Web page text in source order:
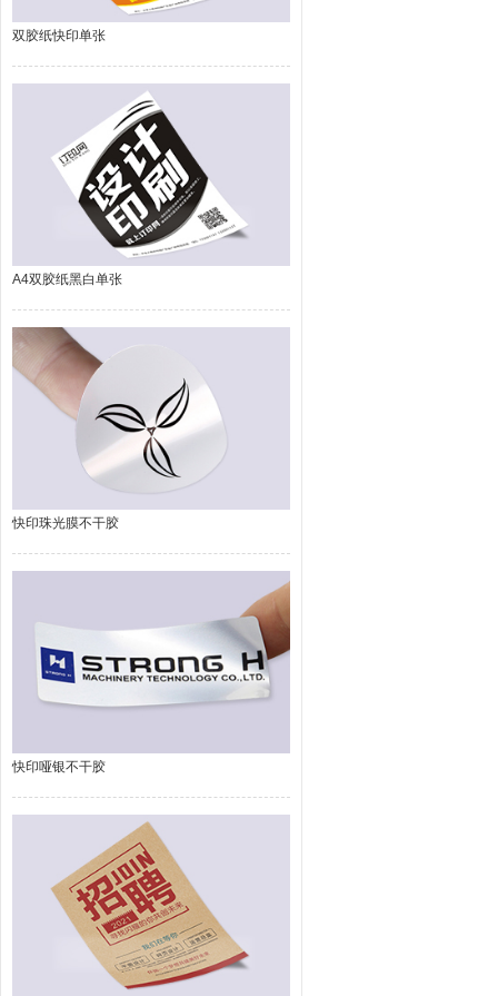
双胶纸快印单张
A4双胶纸黑白单张
快印珠光膜不干胶
快印哑银不干胶